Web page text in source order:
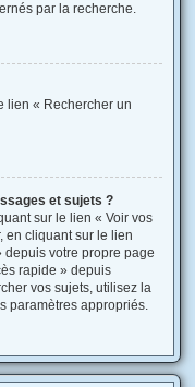
par la recherche.
lien « Rechercher un
et sujets ?
sur le lien « Voir vos
en cliquant sur le lien
depuis votre propre page
rapide » depuis
vos sujets, utilisez la
paramètres appropriés.